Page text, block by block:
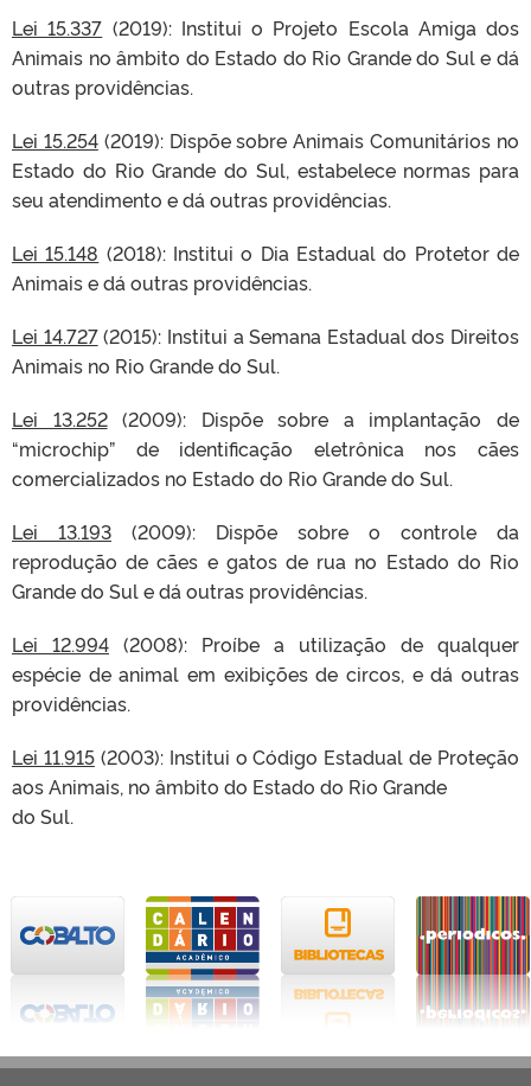
Lei 15.337 (2019): Institui o Projeto Escola Amiga dos
Animais no âmbito do Estado do Rio Grande do Sul e dá
outras providências.
Lei 15.254(2019): Dispõe sobre Animais Comunitários no
Estado do Rio Grande do Sul, estabelece normas para
seu atendimento e dá outras providências.
Lei 15.148 (2018): Institui o Dia Estadual do Protetor de
Animais e dá outras providências.
Lei 14.727(2015): Institui a Semana Estadual dos Direitos
Animais no Rio Grande do Sul.
Lei 13.252(2009): Dispõe sobre a implantação de
“microchip” de identificação eletrônica nos cães
comercializados no Estado do Rio Grande do Sul.
Lei 13.193 (2009): Dispõe sobre o controle da
reprodução de cães e gatos de rua no Estado do Rio
Grande do Sul e dá outras providências.
Lei 12.994 (2008): Proíbe a utilização de qualquer
espécie de animal em exibições de circos, e dá outras
providências.
Lei 11.915(2003): Institui o Código Estadual de Proteção
aos Animais, no âmbito do Estado do Rio Grande
do Sul.